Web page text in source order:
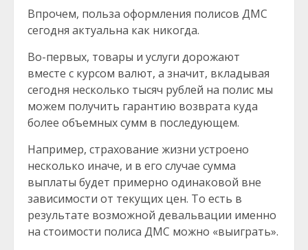
Впрочем, польза оформления полисов ДМС
сегодня актуальна как никогда.
Во-первых, товары и услуги дорожают
вместе с курсом валют, а значит, вкладывая
сегодня несколько тысяч рублей на полис мы
можем получить гарантию возврата куда
более объемных сумм в последующем.
Например, страхование жизни устроено
несколько иначе, и в его случае сумма
выплаты будет примерно одинаковой вне
зависимости от текущих цен. То есть в
результате возможной девальвации именно
на стоимости полиса ДМС можно «выиграть».